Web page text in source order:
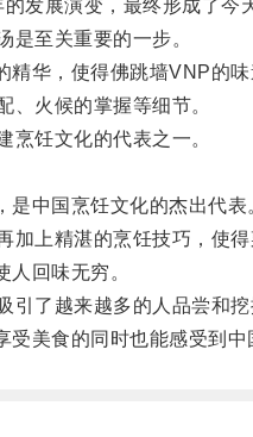
展演变，最终形成了今
至关重要的一步。
华，使得佛跳墙VNP的味
火候的掌握等细节。
饪文化的代表之一。
中国烹饪文化的杰出代表
上精湛的烹饪技巧，使得
回味无穷。
了越来越多的人品尝和挖
美食的同时也能感受到中